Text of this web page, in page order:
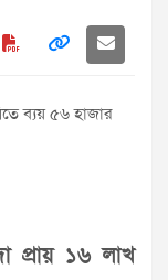
প্রায় ১৬ লাখ